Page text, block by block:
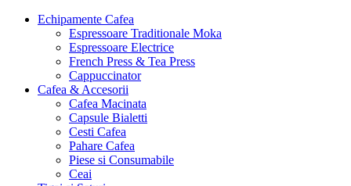
Echipamente Cafea
Espressoare Traditionale Moka
Espressoare Electrice
French Press & Tea Press
Cappuccinator
Cafea & Accesorii
Cafea Macinata
Capsule Bialetti
Cesti Cafea
Pahare Cafea
Piese si Consumabile
Ceai